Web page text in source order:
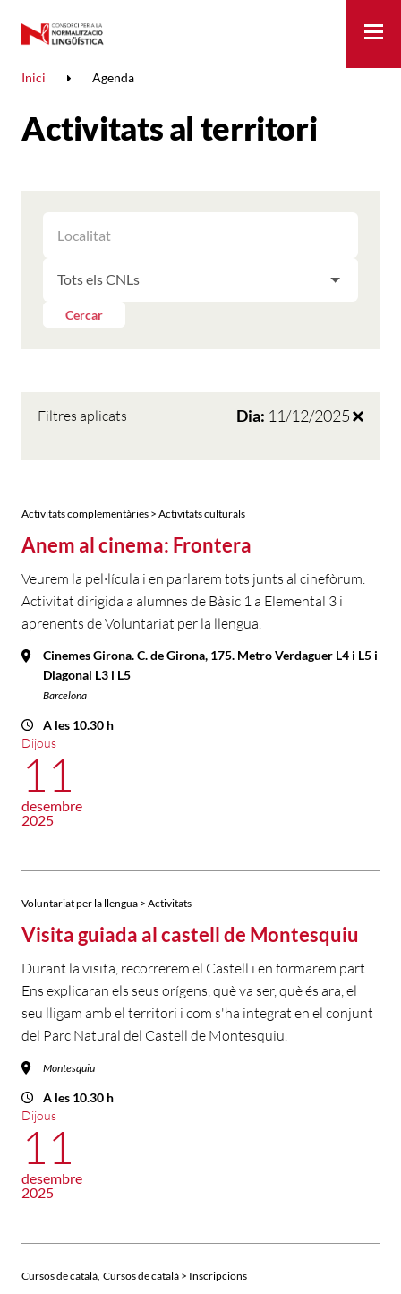
Inici Agenda
Activitats al territori
ELS
RESULTATS
LES
PER
LES
Cercar
Filtres aplicats Dia: 11/12/2025
Activitats complementàries > Activitats culturals
Anem al cinema: Frontera
Veurem la pel·lícula i en parlarem tots junts al cinefòrum.
Activitat dirigida a alumnes de Bàsic 1 a Elemental 3 i
aprenents de Voluntariat per la llengua.
Cinemes Girona. C. de Girona, 175. Metro Verdaguer L4 i L5 i
Diagonal L3 i L5
Barcelona
A les 10.30 h
Dijous
11
desembre
2025
Voluntariat per la llengua > Activitats
Visita guiada al castell de Montesquiu
Durant la visita, recorrerem el Castell i en formarem part.
Ens explicaran els seus orígens, què va ser, què és ara, el
seu lligam amb el territori i com s'ha integrat en el conjunt
del Parc Natural del Castell de Montesquiu.
Montesquiu
A les 10.30 h
Dijous
11
desembre
2025
Cursos de català Cursos de català > Inscripcions